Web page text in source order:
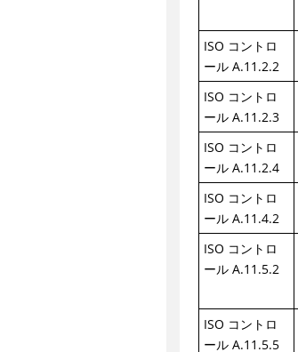
ISO コントロ
ール A.11.2.2
ISO コントロ
ール A.11.2.3
ISO コントロ
ール A.11.2.4
ISO コントロ
ール A.11.4.2
ISO コントロ
ール A.11.5.2
ISO コントロ
ール A.11.5.5